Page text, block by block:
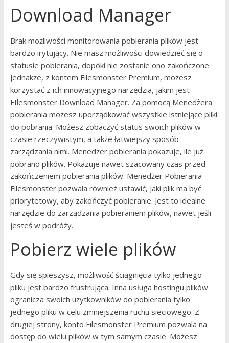
Download Manager
Brak możliwości monitorowania pobierania plików jest
bardzo irytujący. Nie masz możliwości dowiedzieć się o
statusie pobierania, dopóki nie zostanie ono zakończone.
Jednakże, z kontem Filesmonster Premium, możesz
korzystać z ich innowacyjnego narzędzia, jakim jest
FIlesmonster Download Manager. Za pomocą Menedżera
pobierania możesz uporządkować wszystkie istniejące pliki
do pobrania. Możesz zobaczyć status swoich plików w
czasie rzeczywistym, a także łatwiejszy sposób
zarządzania nimi. Menedżer pobierania pokazuje, ile już
pobrano plików. Pokazuje nawet szacowany czas przed
zakończeniem pobierania plików. Menedżer Pobierania
Filesmonster pozwala również ustawić, jaki plik ma być
priorytetowy, aby zakończyć pobieranie. Jest to idealne
narzędzie do zarządzania pobieraniem plików, nawet jeśli
jesteś w podróży.
Pobierz wiele plików
Gdy się spieszysz, możliwość ściągnięcia tylko jednego
pliku jest bardzo frustrująca. Inna usługa hostingu plików
ogranicza swoich użytkowników do pobierania tylko
jednego pliku w celu zmniejszenia ruchu sieciowego. Z
drugiej strony, konto Filesmonster Premium pozwala na
dostęp do wielu plików w tym samym czasie. Możesz